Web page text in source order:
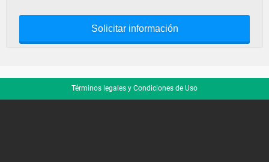
Solicitar información
Términos legales y Condiciones de Uso